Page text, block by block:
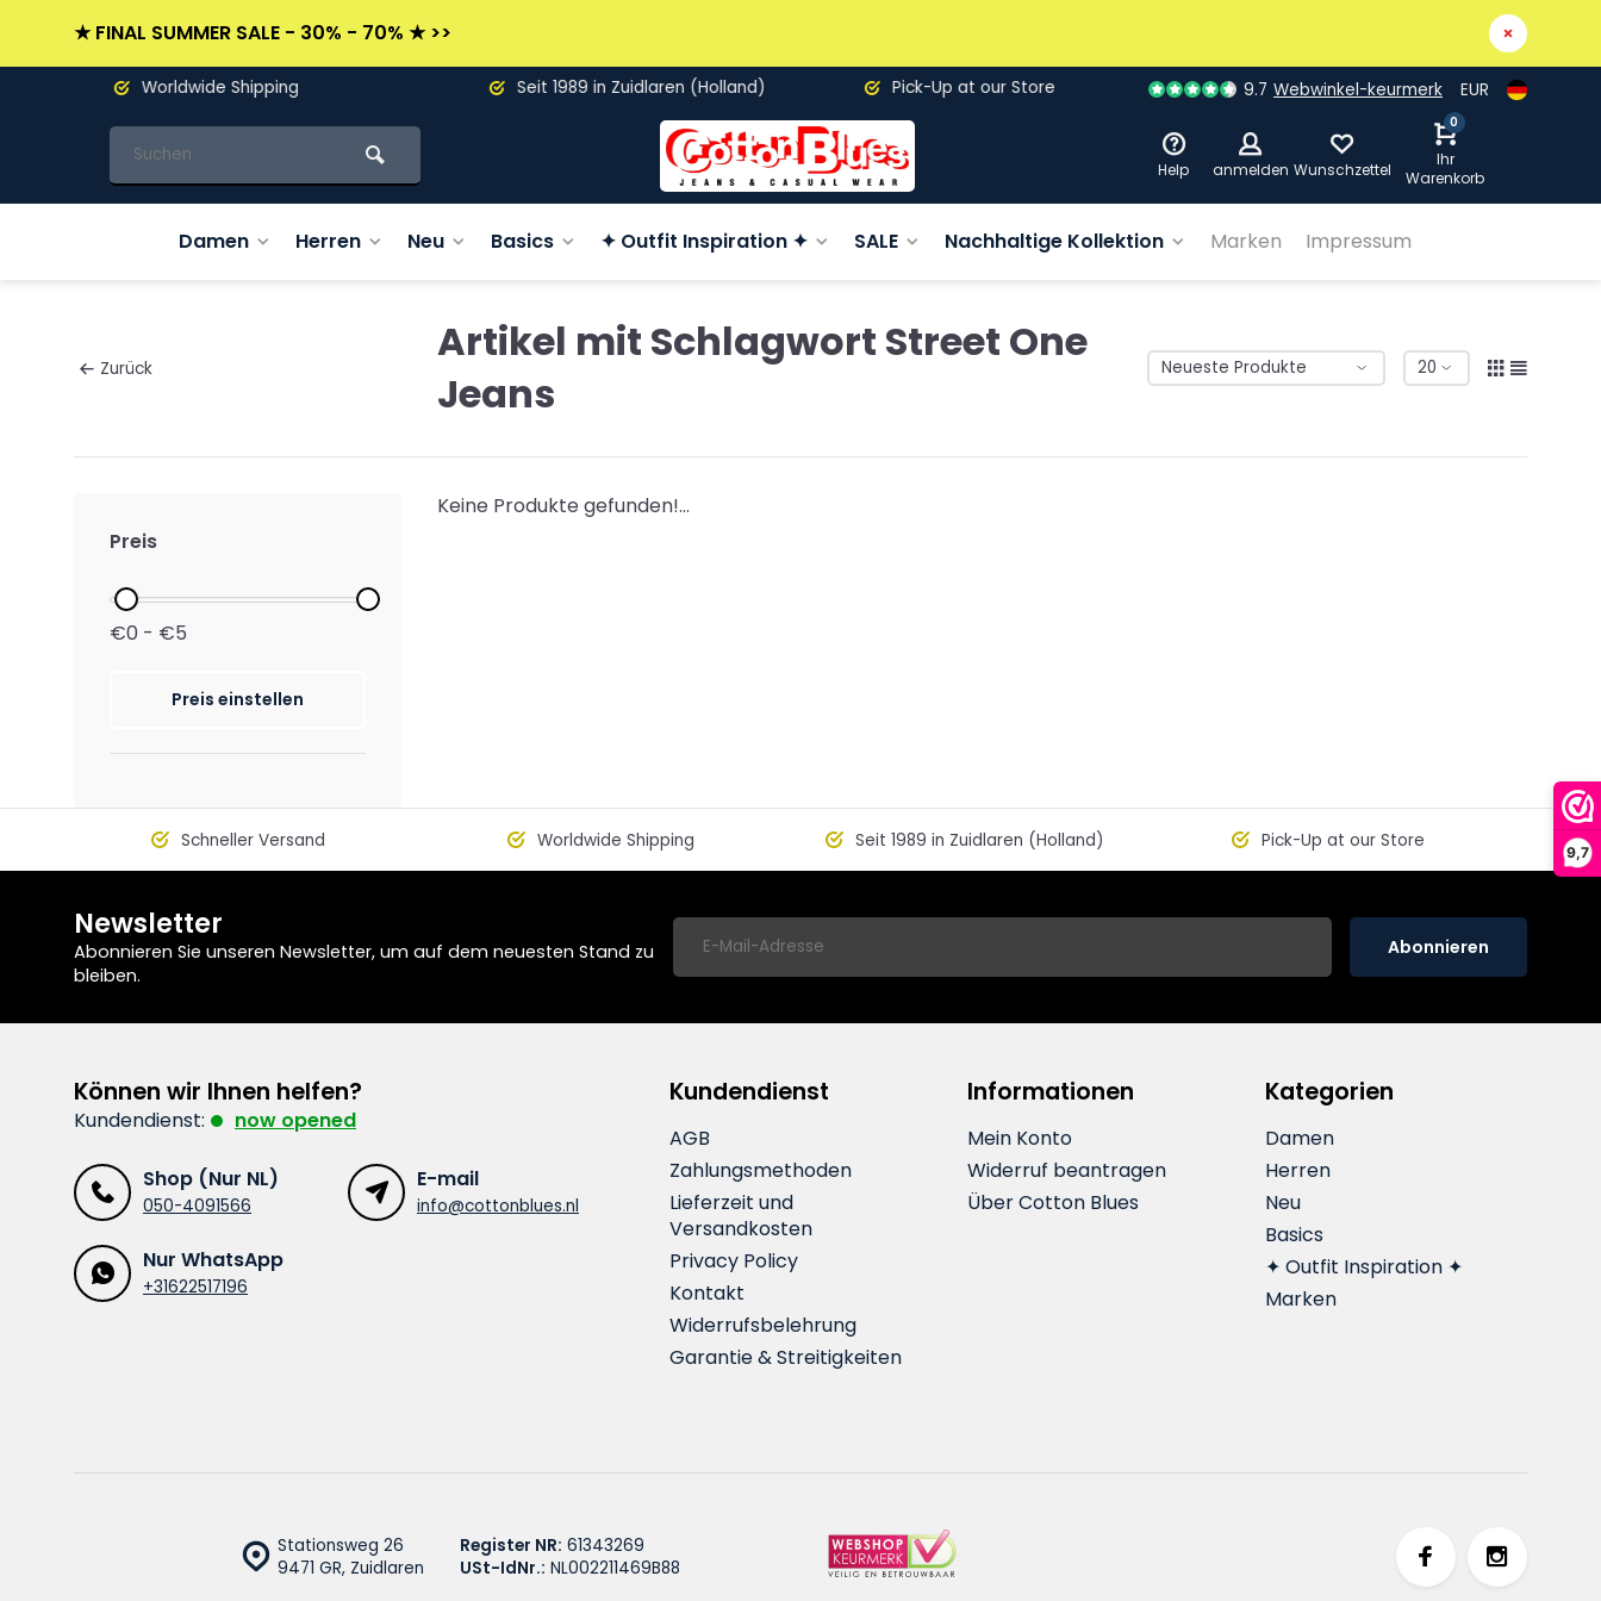
9,7
★ FINAL SUMMER SALE - 30% - 70% ★ >>
Worldwide Shipping Seit 1989 in Zuidlaren (Holland) Pick-Up at our Store 9.7 Webwinkel-keurmerk EUR
Help anmelden Wunschzettel
0
Ihr
Warenkorb
Damen Herren Neu Basics ✦ Outfit Inspiration ✦ SALE Nachhaltige Kollektion Marken Impressum
Zurück
Artikel mit Schlagwort Street One
Jeans
Preis
€0 - €5
Preis einstellen
Keine Produkte gefunden!...
Schneller Versand Worldwide Shipping Seit 1989 in Zuidlaren (Holland) Pick-Up at our Store
Newsletter
Abonnieren Sie unseren Newsletter, um auf dem neuesten Stand zu
bleiben.
Abonnieren
Können wir Ihnen helfen?
Kundendienst: now opened
Shop (Nur NL)
050-4091566
E-mail
info@cottonblues.nl
Nur WhatsApp
+31622517196
Kundendienst
AGB
Zahlungsmethoden
Lieferzeit und
Versandkosten
Privacy Policy
Kontakt
Widerrufsbelehrung
Garantie & Streitigkeiten
Informationen
Mein Konto
Widerruf beantragen
Über Cotton Blues
Kategorien
Damen
Herren
Neu
Basics
✦ Outfit Inspiration ✦
Marken
Stationsweg 26
9471 GR, Zuidlaren
Register NR: 61343269
USt-IdNr.: NL002211469B88